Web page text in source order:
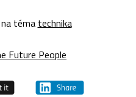
téma technika
Future People